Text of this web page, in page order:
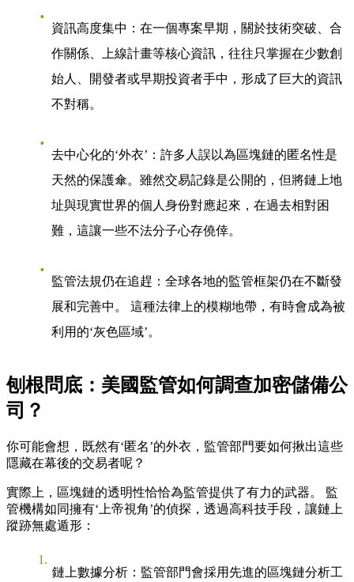
資訊高度集中 ：在一個專案早期，關於技術突破、合
作關係、上線計畫等核心資訊，往往只掌握在少數創
始人、開發者或早期投資者手中，形成了巨大的資訊
不對稱。
去中心化的‘外衣’ ：許多人誤以為區塊鏈的匿名性是
天然的保護傘。雖然交易記錄是公開的，但將鏈上地
址與現實世界的個人身份對應起來，在過去相對困
難，這讓一些不法分子心存僥倖。
監管法規仍在追趕 ：全球各地的監管框架仍在不斷發
展和完善中。 這種法律上的模糊地帶，有時會成為被
利用的‘灰色區域’。
刨根問底：美國監管如何調查加密儲備公
司？
你可能會想，既然有‘匿名’的外衣，監管部門要如何揪出這些
隱藏在幕後的交易者呢？
實際上，區塊鏈的透明性恰恰為監管提供了有力的武器。 監
管機構如同擁有‘上帝視角’的偵探，透過高科技手段，讓鏈上
蹤跡無處遁形：
鏈上數據分析 ：監管部門會採用先進的區塊鏈分析工